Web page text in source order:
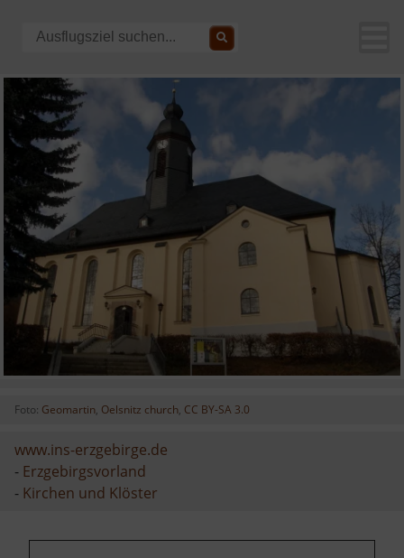
Foto: Geomartin, Oelsnitz church, CC BY-SA 3.0
www.ins-erzgebirge.de
- Erzgebirgsvorland
- Kirchen und Klöster